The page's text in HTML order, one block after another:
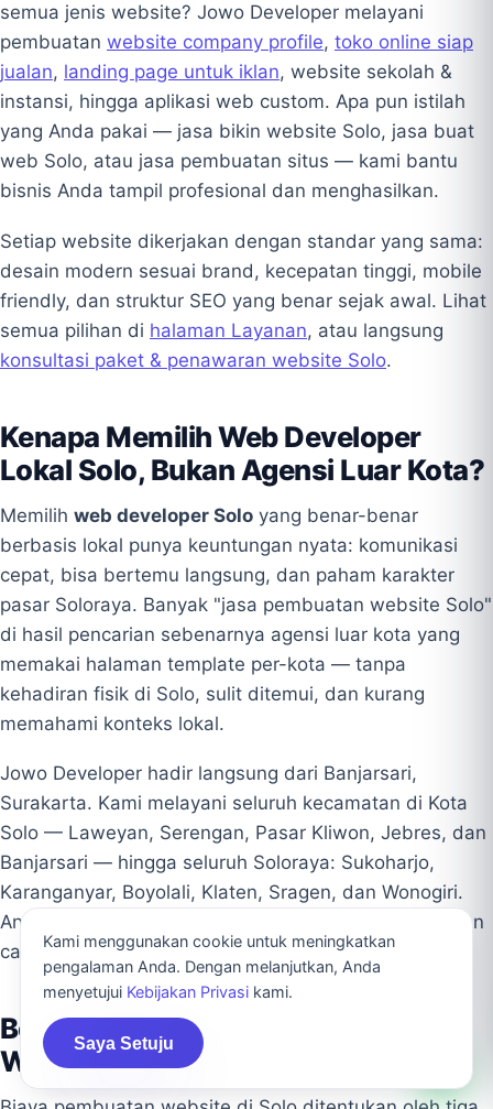
semua jenis website? Jowo Developer melayani
pembuatan website company profile, toko online siap
jualan, landing page untuk iklan, website sekolah &
instansi, hingga aplikasi web custom. Apa pun istilah
yang Anda pakai — jasa bikin website Solo, jasa buat
web Solo, atau jasa pembuatan situs — kami bantu
bisnis Anda tampil profesional dan menghasilkan.
Setiap website dikerjakan dengan standar yang sama:
desain modern sesuai brand, kecepatan tinggi, mobile
friendly, dan struktur SEO yang benar sejak awal. Lihat
semua pilihan di halaman Layanan, atau langsung
konsultasi paket & penawaran website Solo.
Kenapa Memilih Web Developer
Lokal Solo, Bukan Agensi Luar Kota?
Memilih web developer Solo yang benar-benar
berbasis lokal punya keuntungan nyata: komunikasi
cepat, bisa bertemu langsung, dan paham karakter
pasar Soloraya. Banyak "jasa pembuatan website Solo"
di hasil pencarian sebenarnya agensi luar kota yang
memakai halaman template per-kota — tanpa
kehadiran fisik di Solo, sulit ditemui, dan kurang
memahami konteks lokal.
Jowo Developer hadir langsung dari Banjarsari,
Surakarta. Kami melayani seluruh kecamatan di Kota
Solo — Laweyan, Serengan, Pasar Kliwon, Jebres, dan
Banjarsari — hingga seluruh Soloraya: Sukoharjo,
Karanganyar, Boyolali, Klaten, Sragen, dan Wonogiri.
Anda berkomunikasi langsung dengan tim lokal, bukan
call center atau perantara.
Berapa Biaya Jasa Pembuatan
Website di Solo?
Kami menggunakan cookie untuk meningkatkan
pengalaman Anda. Dengan melanjutkan, Anda
menyetujui Kebijakan Privasi kami.
Saya Setuju